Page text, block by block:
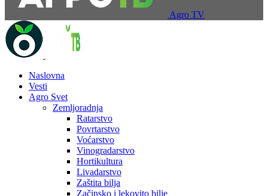
Agro TV
Naslovna
Vesti
Agro Svet
Zemljoradnja
Ratarstvo
Povrtarstvo
Voćarstvo
Vinogradarstvo
Hortikultura
Livadarstvo
Zaštita bilja
Začinsko i lekovito bilje